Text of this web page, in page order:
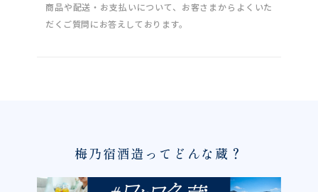
商品や配送・お支払いについて、お客さまからよくいた
だくご質問にお答えしております。
梅乃宿酒造ってどんな蔵？